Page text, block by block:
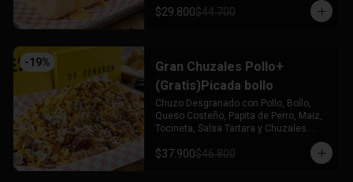
$29.800$44.700
-19%
Gran Chuzales Pollo+
(Gratis)Picada bollo
Chuzo Desgranado con Pollo, Bollo,
Queso Costeño, Papita de Perro, Maiz,
Tocineta, Salsa Tartara y Chuzales.
Acompañado de una Picada de Bollo
(Gratis)
$37.900$46.800